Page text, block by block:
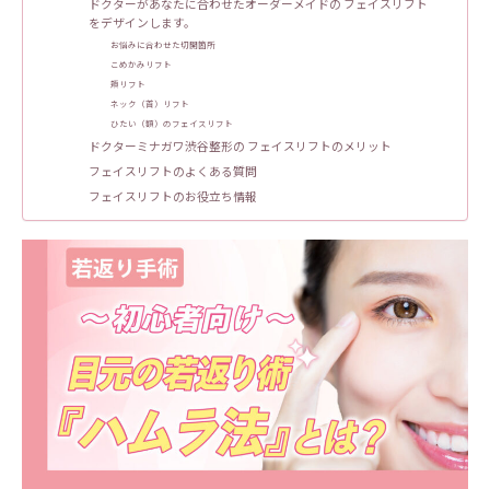
ドクターがあなたに合わせたオーダーメイドの フェイスリフト
をデザインします。
お悩みに合わせた切開箇所
こめかみリフト
頬リフト
ネック（首）リフト
ひたい（額）のフェイスリフト
ドクターミナガワ渋谷整形の フェイスリフトのメリット
フェイスリフトのよくある質問
フェイスリフトのお役立ち情報